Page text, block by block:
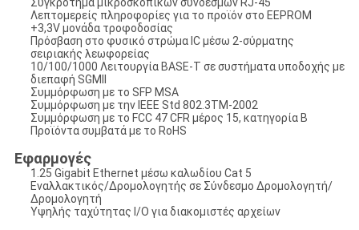
Συγκρότημα μικροσκοπικών συνδέσμων RJ-45
Λεπτομερείς πληροφορίες για το προϊόν στο EEPROM
+3,3V μονάδα τροφοδοσίας
Πρόσβαση στο φυσικό στρώμα IC μέσω 2-σύρματης
σειριακής λεωφορείας
10/100/1000 Λειτουργία BASE-T σε συστήματα υποδοχής με
διεπαφή SGMII
Συμμόρφωση με το SFP MSA
Συμμόρφωση με την IEEE Std 802.3TM-2002
Συμμόρφωση με το FCC 47 CFR μέρος 15, κατηγορία Β
Προϊόντα συμβατά με το RoHS
Εφαρμογές
1.25 Gigabit Ethernet μέσω καλωδίου Cat 5
Εναλλακτικός/Δρομολογητής σε Σύνδεσμο Δρομολογητή/
Δρομολογητή
Υψηλής ταχύτητας I/O για διακομιστές αρχείων